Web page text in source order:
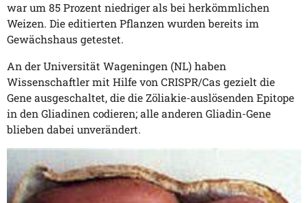
war um 85 Prozent niedriger als bei herkömmlichen
Weizen. Die editierten Pflanzen wurden bereits im
Gewächshaus getestet.
An der Universität Wageningen (NL) haben
Wissenschaftler mit Hilfe von CRISPR/Cas gezielt die
Gene ausgeschaltet, die die Zöliakie-auslösenden Epitope
in den Gliadinen codieren; alle anderen Gliadin-Gene
blieben dabei unverändert.